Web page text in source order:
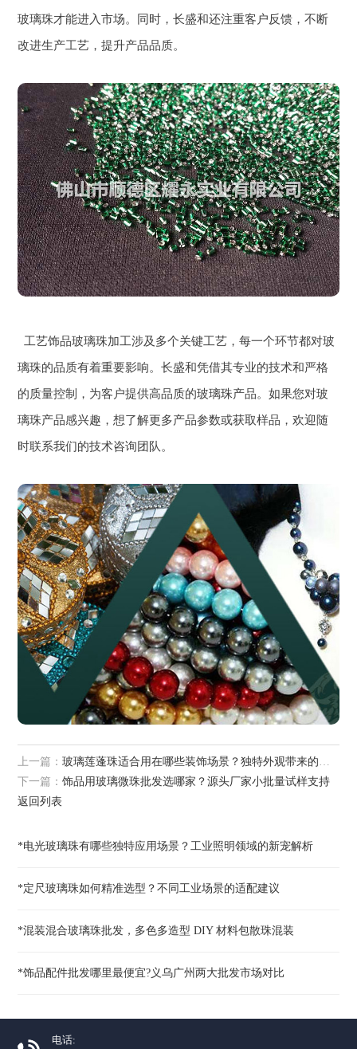
玻璃珠才能进入市场。同时，长盛和还注重客户反馈，不断
改进生产工艺，提升产品品质。
工艺饰品玻璃珠加工涉及多个关键工艺，每一个环节都对玻
璃珠的品质有着重要影响。长盛和凭借其专业的技术和严格
的质量控制，为客户提供高品质的玻璃珠产品。如果您对玻
璃珠产品感兴趣，想了解更多产品参数或获取样品，欢迎随
时联系我们的技术咨询团队。
上一篇：玻璃莲蓬珠适合用在哪些装饰场景？独特外观带来的创意应用解析
返回列表
下一篇：饰品用玻璃微珠批发选哪家？源头厂家小批量试样支持
*电光玻璃珠有哪些独特应用场景？工业照明领域的新宠解析
*定尺玻璃珠如何精准选型？不同工业场景的适配建议
*混装混合玻璃珠批发，多色多造型 DIY 材料包散珠混装
*饰品配件批发哪里最便宜?义乌广州两大批发市场对比
电话: